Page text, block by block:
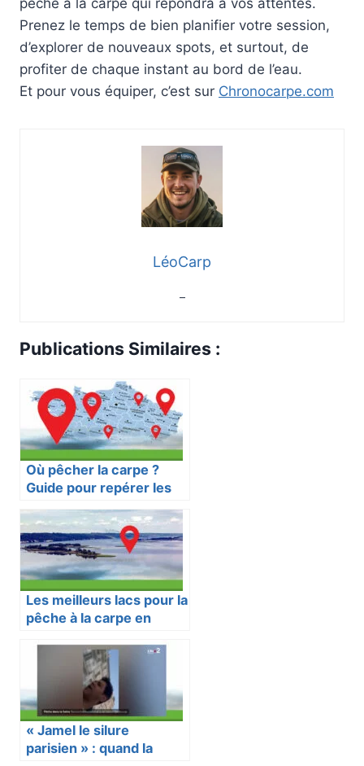
Prenez le temps de bien planifier votre session,
d’explorer de nouveaux spots, et surtout, de
profiter de chaque instant au bord de l’eau.
Et pour vous équiper, c’est sur Chronocarpe.com
LéoCarp
–
Publications Similaires :
Où pêcher la carpe ?
Guide pour repérer les
pêche et comprendre
leur comportement
Les meilleurs lacs pour la
pêche à la carpe en
« Jamel le silure
parisien » : quand la